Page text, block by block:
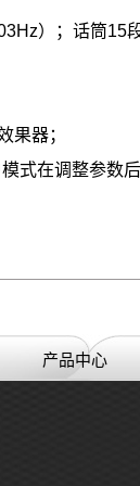
）； 话筒15
果器；
式在调整参数后
产品中心